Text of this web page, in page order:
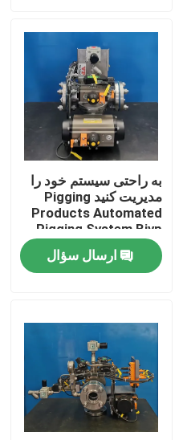
فیلم های
درباره ما
تور کارخانه
کنترل کیفیت
اخبار
موارد
درخواست نقل قول
به راحتی سیستم خود را
مدیریت کنید Pigging
Products Automated
Pigging System Bjvp
ارسال سؤال